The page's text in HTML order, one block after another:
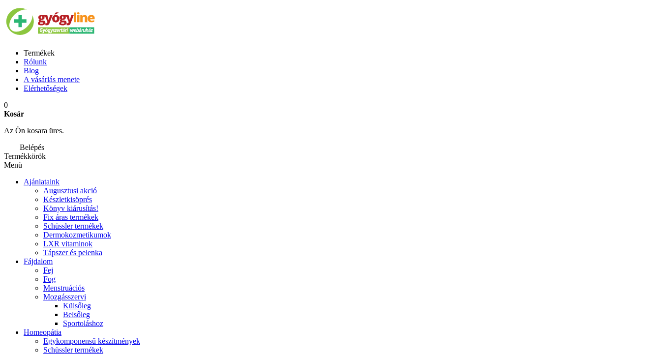
Termékek
Rólunk
Blog
A vásárlás menete
Elérhetőségek
0
Kosár
Az Ön kosara üres.
Belépés
Termékkörök
Menü
Ajánlataink
Augusztusi akció
Készletkisöprés
Könyv kiárusítás!
Fix áras termékek
Schüssler termékek
Dermokozmetikumok
LXR vitaminok
Tápszer és pelenka
Fájdalom
Fej
Fog
Menstruációs
Mozgásszervi
Külsőleg
Belsőleg
Sportoláshoz
Homeopátia
Egykomponensű készítmények
Schüssler termékek